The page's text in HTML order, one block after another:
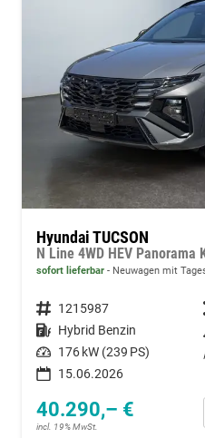
Hyundai TUCSON
sofort lieferbar Neuwagen mit
Fahrzeugnummer 1215987
Kraftstoff Hybrid Benzin
Leistung 176 kW (239 PS)
15.06.2026
40.290,– €
incl. 19% MwSt.